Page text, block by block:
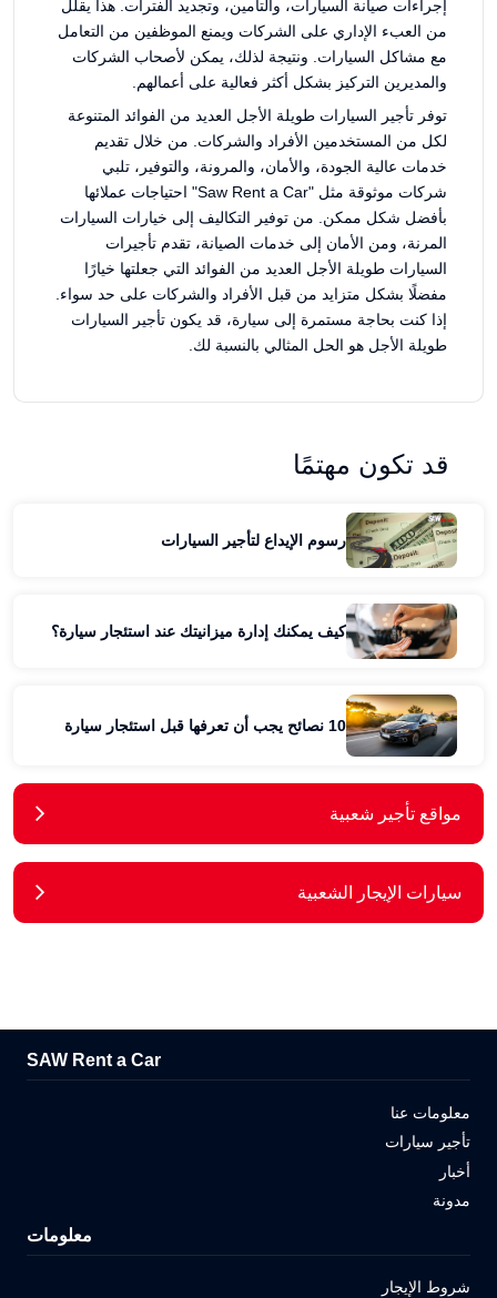
إجراءات صيانة السيارات، والتأمين، وتجديد الفترات. هذا يقلل
من العبء الإداري على الشركات ويمنع الموظفين من التعامل
مع مشاكل السيارات. ونتيجة لذلك، يمكن لأصحاب الشركات
والمديرين التركيز بشكل أكثر فعالية على أعمالهم.
توفر تأجير السيارات طويلة الأجل العديد من الفوائد المتنوعة
لكل من المستخدمين الأفراد والشركات. من خلال تقديم
خدمات عالية الجودة، والأمان، والمرونة، والتوفير، تلبي
شركات موثوقة مثل "Saw Rent a Car" احتياجات عملائها
بأفضل شكل ممكن. من توفير التكاليف إلى خيارات السيارات
المرنة، ومن الأمان إلى خدمات الصيانة، تقدم تأجيرات
السيارات طويلة الأجل العديد من الفوائد التي جعلتها خيارًا
مفضلًا بشكل متزايد من قبل الأفراد والشركات على حد سواء.
إذا كنت بحاجة مستمرة إلى سيارة، قد يكون تأجير السيارات
طويلة الأجل هو الحل المثالي بالنسبة لك.
قد تكون مهتمًا
رسوم الإيداع لتأجير السيارات
كيف يمكنك إدارة ميزانيتك عند استئجار سيارة؟
10 نصائح يجب أن تعرفها قبل استئجار سيارة
مواقع تأجير شعبية
سيارات الإيجار الشعبية
SAW Rent a Car
معلومات عنا
تأجير سيارات
أخبار
مدونة
معلومات
شروط الإيجار